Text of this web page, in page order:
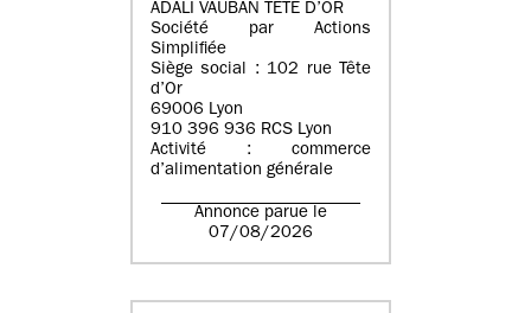
ADALI VAUBAN TETE D’OR
Société par Actions
Simplifiée
Siège social : 102 rue Tête
d’Or
69006 Lyon
910 396 936 RCS Lyon
Activité : commerce
d’alimentation générale
Annonce parue le
07/08/2026